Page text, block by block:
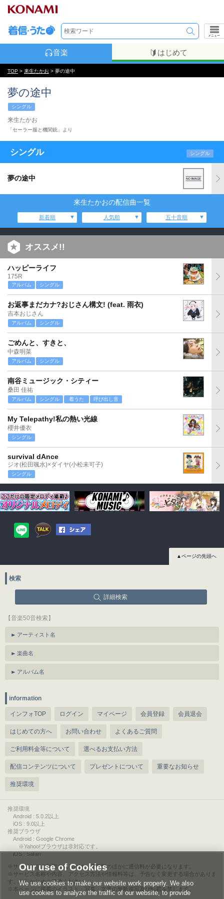
メニュー
音楽 はじめて
TOP > 来生たかお > 夢の途中
夢の途中
シングル
来生たかお
「セーラー服と機関銃」より
シングル シングル
夢の途中
来生たかおの配信曲一覧
新着順 人気順 五十音順
オススメ!!
ハッピーライフ
175R
アルバム シングル
お返事まだカナ?おじさん構文! (feat. 雨衣)
吉本おじさん
アルバム シングル
ごめんと、すきと、
中森明菜
アルバム シングル
南谷ミュージック・シティー
桑田 佳祐
アルバム シングル 着うた 呼び出し音
My Telepathy!私の熱い光線
櫻井優衣
シングル
survival dAnce
ジオ(松田颯水)×ダイヤ(小松未可子)
シングル
▲ページの先頭へ
検索
詳細検索
【音楽50音検索】
アーティスト名
楽曲名
アルバム名
information
インフォTOP ログイン マイページ 会員登録 会員退会
はじめての方へ お問い合わせ よくあるご質問
ご利用料金等について 選べるお支払い方法
配信コンテンツについて プレゼントについて 重要なお知らせ
推奨環境
推奨環境
Android : 5.0.2以上
iOS : 9.0以上
推奨ブラウザ
Android : Google Chrome
※Yahoo!ブラウザは非対応です。
iOS : Safari
サービスをご利用されるには、情報料のほかに通信料が必要になります。
サービス名称や内容、アクセス方法や情報料等は、予告なく変更する場合がありま
す。あらかじめご了承ください。
本ページに掲載のイラスト・写真・文章の無断複写及び転載を禁じます。
Our use of Cookies
We use cookies to make our website work properly. We also
use cookies to analyze the traffic of our website, to provide